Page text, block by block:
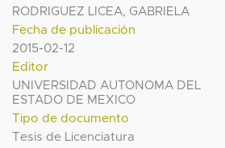
RODRIGUEZ LICEA, GABRIELA
Fecha de publicación
2015-02-12
Editor
UNIVERSIDAD AUTONOMA DEL
ESTADO DE MEXICO
Tipo de documento
Tesis de Licenciatura